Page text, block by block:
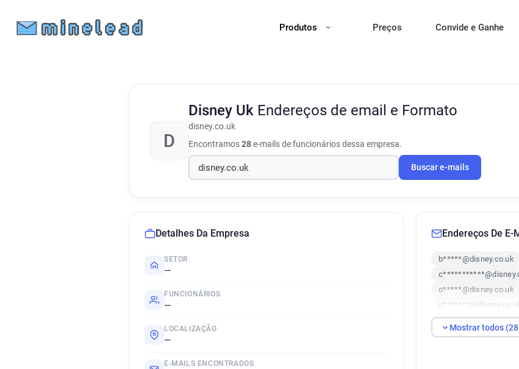
Produtos Preços Convide e Ganhe
D
Disney Uk Endereços de email e Formato
disney.co.uk
Encontramos28e-mails de funcionários dessa empresa.
Buscar e-mails
Detalhes Da Empresa
SETOR
—
FUNCIONÁRIOS
—
LOCALIZAÇÃO
—
E-MAILS ENCONTRADOS
Endereços De E-
b*****@disney.co.uk
o*****@disney.co.uk
g*****@disney.co.uk
Mostrar todos